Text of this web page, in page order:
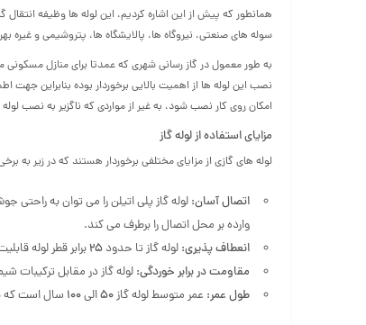
همانطور که پیش از این اشاره کردیم، این لوله ها وظیفه انتقال
سوله های صنعتی، نیروگاه ها، پالایشگاه ها، پتروشیمی و
به طور معمول در گاز رسانی شهری که عمدتا برای منازل
نصب این لوله ها از اهمیت بالایی برخوردار بوده بنابراین جهت
امکان روی کار نصب شود، به غیر از مواردی که ناگزیر به نصب
مزایای استفاده از لوله گاز
لوله های گازی از مزایای مختلفی برخوردار هستند که در زیر به
اتصال آسان: لوله گاز پلی اتیلن را می توان به راحتی
وارده بر محل اتصال را برطرف می کند.
انعطاف پذیری: لوله گاز تا حدود ۲۵ برابر قطر لوله
مقاومت در برابر خوردگی: لوله گاز در مقابل ترکیبات
طول عمر: عمر متوسط لوله گاز۵۰الی۱۰۰ سال است که